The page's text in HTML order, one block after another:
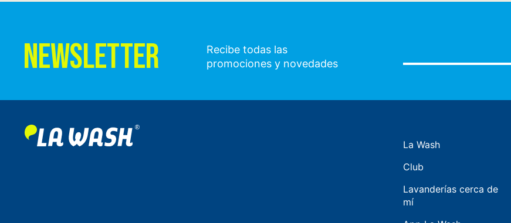
NEWSLETTER
Recibe todas las
promociones y novedades
La Wash
Club
Lavanderías cerca de
mí